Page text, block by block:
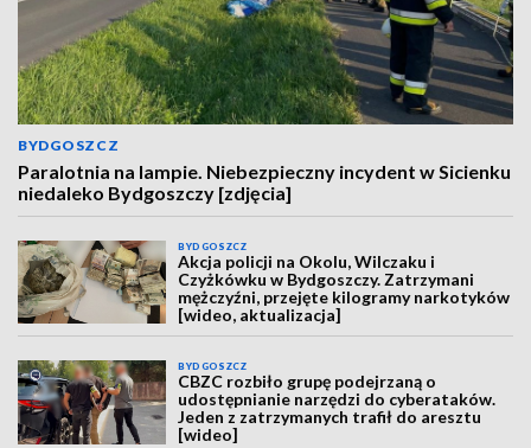
BYDGOSZCZ
Paralotnia na lampie. Niebezpieczny incydent w Sicienku
niedaleko Bydgoszczy [zdjęcia]
BYDGOSZCZ
Akcja policji na Okolu, Wilczaku i
Czyżkówku w Bydgoszczy. Zatrzymani
mężczyźni, przejęte kilogramy narkotyków
[wideo, aktualizacja]
BYDGOSZCZ
CBZC rozbiło grupę podejrzaną o
udostępnianie narzędzi do cyberataków.
Jeden z zatrzymanych trafił do aresztu
[wideo]